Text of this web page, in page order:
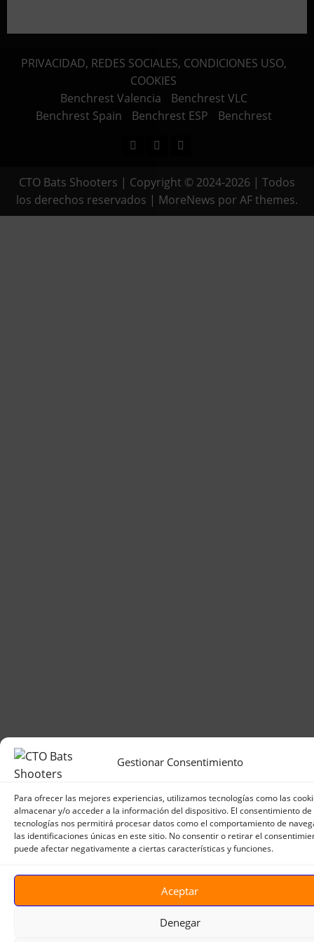
Gestionar Consentimiento
Para ofrecer las mejores experiencias, utilizamos tecnologías como las
almacenar y/o acceder a la información del dispositivo. El consentimiento de
tecnologías nos permitirá procesar datos como el comportamiento de
las identificaciones únicas en este sitio. No consentir o retirar el
puede afectar negativamente a ciertas características y funciones.
Aceptar
Denegar
PRIVACIDAD, REDES SOCIALES, CONDICIONES USO,
COOKIES
Benchrest Valencia
Benchrest VLC
Benchrest Spain
Benchrest ESP Benchrest
FacebookInstagramYoutube
CTO Bats Shooters | Copyright © 2024-2026 | Todos
los derechos reservados | MoreNews por AF themes.